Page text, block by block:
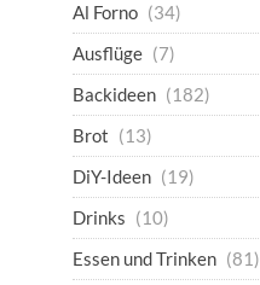
Al Forno (34)
Ausflüge (7)
Backideen (182)
Brot (13)
DiY-Ideen (19)
Drinks (10)
Essen und Trinken (81)